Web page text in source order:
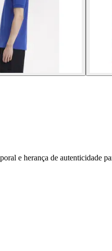
e herança de autenticidade